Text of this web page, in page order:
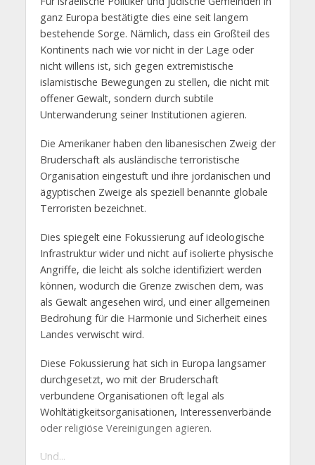
ganz Europa bestätigte dies eine seit langem
bestehende Sorge. Nämlich, dass ein Großteil des
Kontinents nach wie vor nicht in der Lage oder
nicht willens ist, sich gegen extremistische
islamistische Bewegungen zu stellen, die nicht mit
offener Gewalt, sondern durch subtile
Unterwanderung seiner Institutionen agieren.
Die Amerikaner haben den libanesischen Zweig der
Bruderschaft als ausländische terroristische
Organisation eingestuft und ihre jordanischen und
ägyptischen Zweige als speziell benannte globale
Terroristen bezeichnet.
Dies spiegelt eine Fokussierung auf ideologische
Infrastruktur wider und nicht auf isolierte physische
Angriffe, die leicht als solche identifiziert werden
können, wodurch die Grenze zwischen dem, was
als Gewalt angesehen wird, und einer allgemeinen
Bedrohung für die Harmonie und Sicherheit eines
Landes verwischt wird.
Diese Fokussierung hat sich in Europa langsamer
durchgesetzt, wo mit der Bruderschaft
verbundene Organisationen oft legal als
Wohltätigkeitsorganisationen, Interessenverbände
oder religiöse Vereinigungen agieren.
Und...